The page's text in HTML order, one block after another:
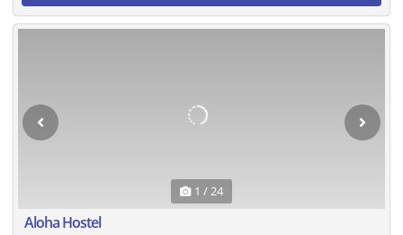
1 / 24
Aloha Hostel